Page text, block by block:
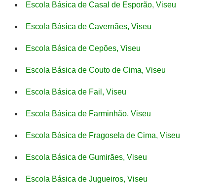
Escola Básica de Casal de Esporão, Viseu
Escola Básica de Cavernães, Viseu
Escola Básica de Cepões, Viseu
Escola Básica de Couto de Cima, Viseu
Escola Básica de Fail, Viseu
Escola Básica de Farminhão, Viseu
Escola Básica de Fragosela de Cima, Viseu
Escola Básica de Gumirães, Viseu
Escola Básica de Jugueiros, Viseu